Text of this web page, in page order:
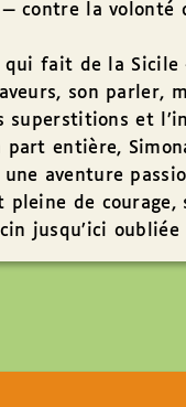
contre la volonté
qui fait de la Sicile
son parler,
superstitions et
part entière,
aventure
pleine de courage,
jusqu’ici oubliée